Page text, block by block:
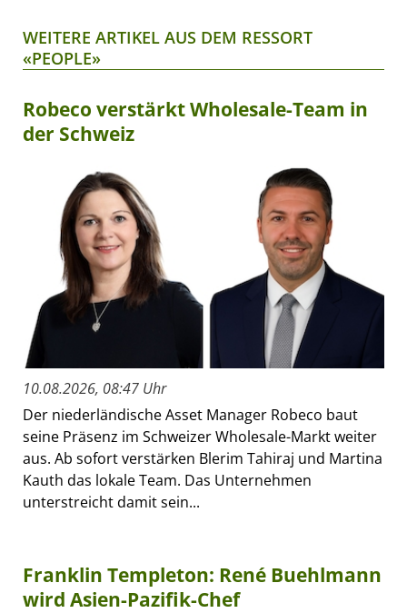
WEITERE ARTIKEL AUS DEM RESSORT
«PEOPLE»
Robeco verstärkt Wholesale-Team in
der Schweiz
10.08.2026, 08:47 Uhr
Der niederländische Asset Manager Robeco baut
seine Präsenz im Schweizer Wholesale-Markt weiter
aus. Ab sofort verstärken Blerim Tahiraj und Martina
Kauth das lokale Team. Das Unternehmen
unterstreicht damit sein...
Franklin Templeton: René Buehlmann
wird Asien-Pazifik-Chef